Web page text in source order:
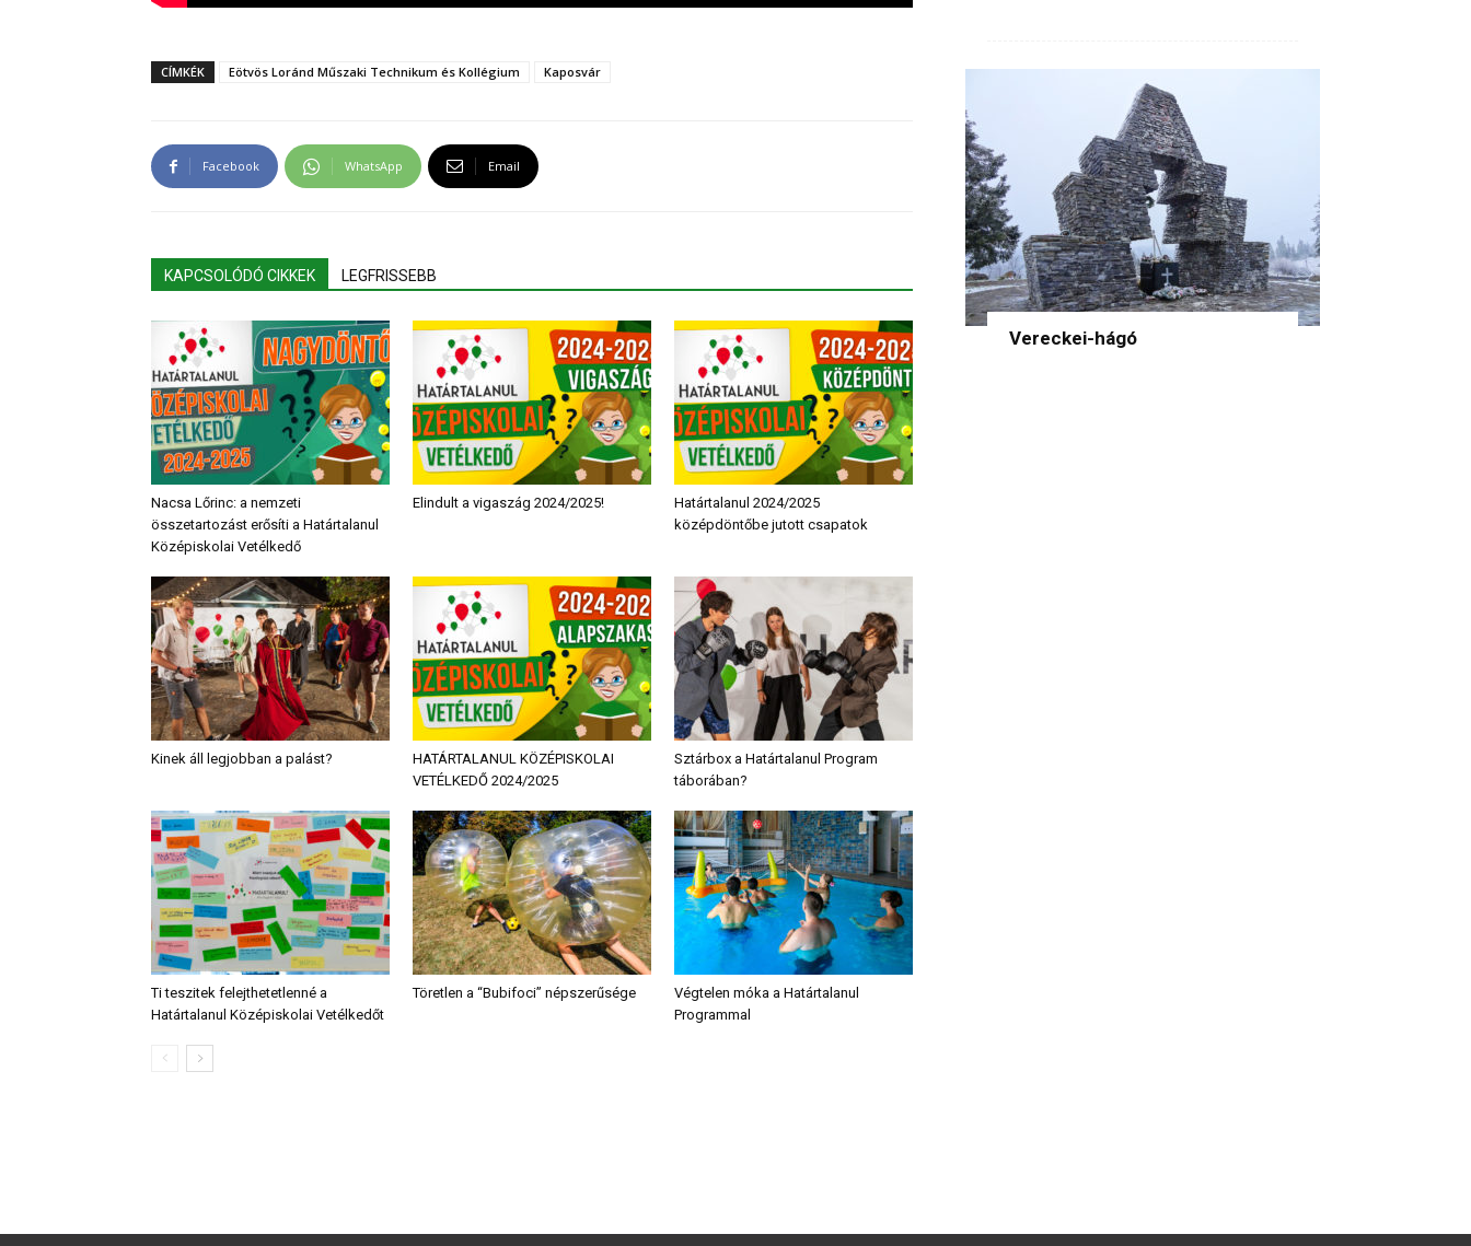
CÍMKÉK Eötvös Loránd Műszaki Technikum és Kollégium Kaposvár
Facebook WhatsApp Email
KAPCSOLÓDÓ CIKKEK LEGFRISSEBB
Nacsa Lőrinc: a nemzeti
összetartozást erősíti a Határtalanul
Középiskolai Vetélkedő
Elindult a vigaszág 2024/2025!
Határtalanul 2024/2025
középdöntőbe jutott csapatok
Kinek áll legjobban a palást?
HATÁRTALANUL KÖZÉPISKOLAI
VETÉLKEDŐ 2024/2025
Sztárbox a Határtalanul Program
táborában?
Ti teszitek felejthetetlenné a
Határtalanul Középiskolai Vetélkedőt
Töretlen a “Bubifoci” népszerűsége
Végtelen móka a Határtalanul
Programmal
Vereckei-hágó